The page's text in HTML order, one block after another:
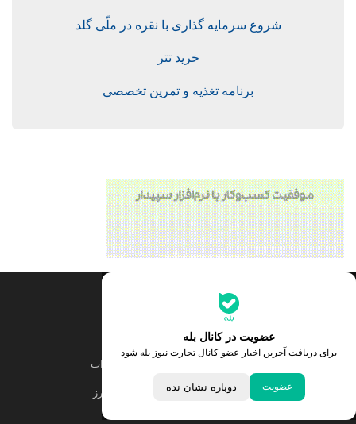
شروع سرمایه گذاری با نقره در ملّی گلد
خرید تتر
برنامه تغذیه و تمرین تخصصی
عضویت در کانال بله
برای دریافت آخرین اخبار عضو کانال تجارت نیوز بله شود
عضویت دوباره نشان نده
جدیدترین قیمت‌ها
قیمت سکه امامی
قیمت درهم امارات
ابزار تبدیل نرخ ارز